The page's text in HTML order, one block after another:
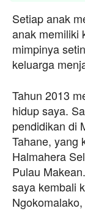
Setiap anak
anak memiliki
mimpinya
keluarga
Tahun 2013
hidup saya.
pendidikan di
Tahane, yang
Halmahera
Pulau
saya kembali